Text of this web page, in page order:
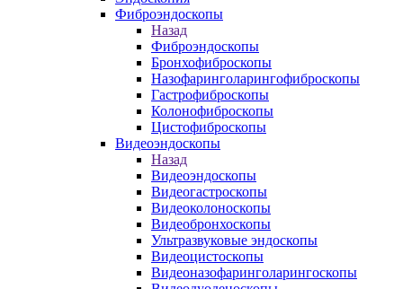
Фиброэндоскопы
Назад
Фиброэндоскопы
Бронхофиброскопы
Назофаринголарингофиброскопы
Гастрофиброскопы
Колонофиброскопы
Цистофиброскопы
Видеоэндоскопы
Назад
Видеоэндоскопы
Видеогастроскопы
Видеоколоноскопы
Видеобронхоскопы
Ультразвуковые эндоскопы
Видеоцистоскопы
Видеоназофаринголарингоскопы